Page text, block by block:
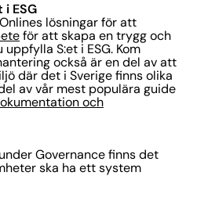
ESG
lösningar för att
för att skapa en trygg och
S:et i ESG. Kom
också är en del av att
där det i Sverige finns olika
av vår mest populära guide
och
Governance finns det
ska ha ett system